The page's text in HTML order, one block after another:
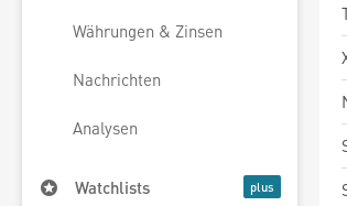
Währungen & Zinsen
Nachrichten
Analysen
Watchlists